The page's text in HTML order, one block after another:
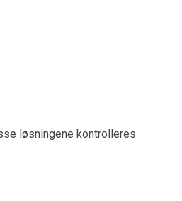
løsningene kontrolleres